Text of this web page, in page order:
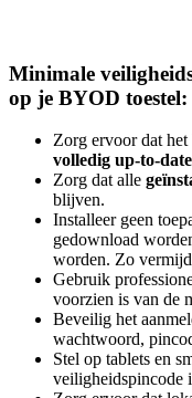
Minimale
op je BYOD toestel:
Zorg ervoor dat het
volledig up-to-date
Zorg dat alle
blijven.
Installeer geen
gedownload
worden. Zo
Gebruik
voorzien is van de
Beveilig het
wachtwoord,
Stel op tablets en
veiligheidspincode